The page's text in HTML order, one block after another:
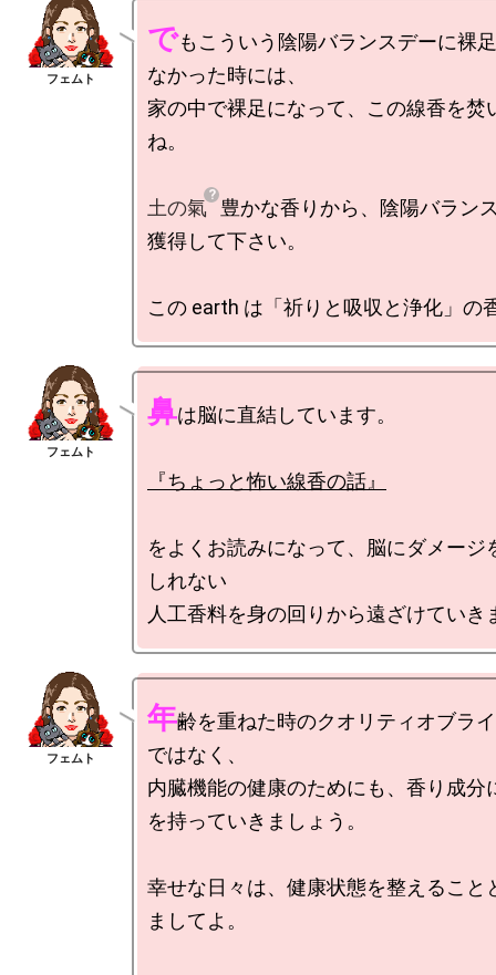
でもこういう陰陽バランスデーに裸
なかった時には、
家の中で裸足になって、この線香を焚
ね。
土の氣
豊かな香りから、陰陽バラン
獲得して下さい。
鼻は脳に直結しています。
『ちょっと怖い線香の話』
をよくお読みになって、脳にダメージ
しれない
年齢を重ねた時のクオリティオブラ
ではなく、
内臓機能の健康のためにも、香り成分
を持っていきましょう。
幸せな日々は、健康状態を整えること
ましてよ。